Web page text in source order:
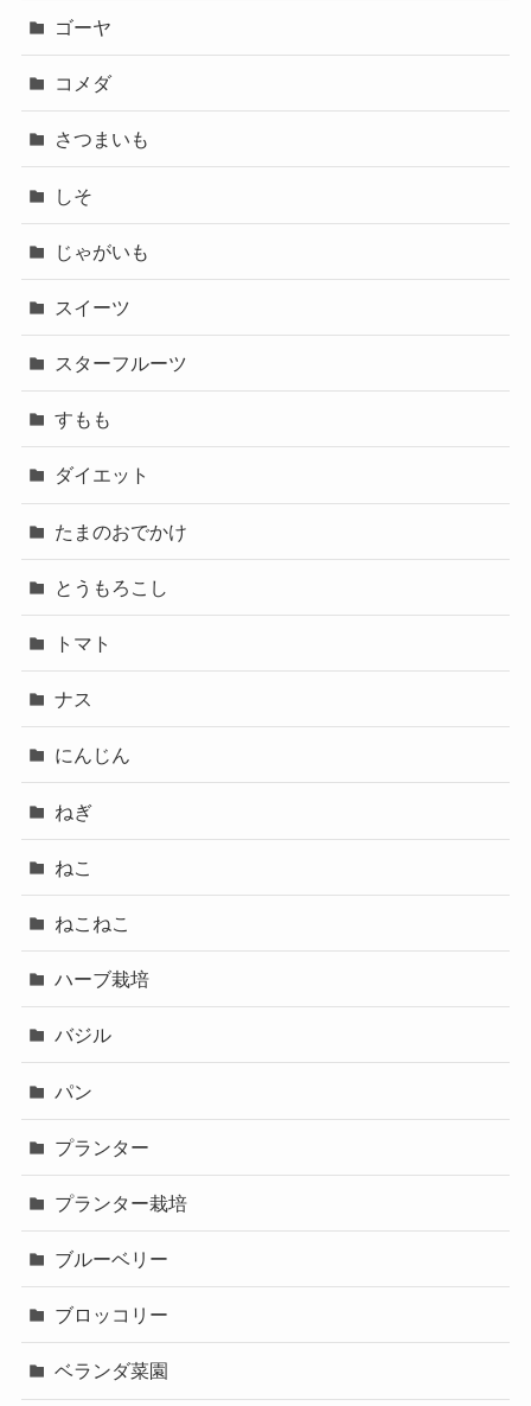
ゴーヤ
コメダ
さつまいも
しそ
じゃがいも
スイーツ
スターフルーツ
すもも
ダイエット
たまのおでかけ
とうもろこし
トマト
ナス
にんじん
ねぎ
ねこ
ねこねこ
ハーブ栽培
バジル
パン
プランター
プランター栽培
ブルーベリー
ブロッコリー
ベランダ菜園